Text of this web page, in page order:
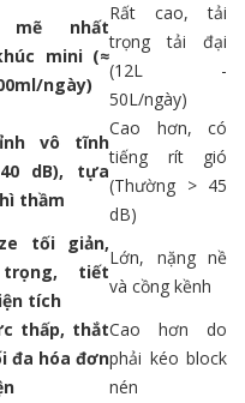
mẽ nhất
mini (≈
ngày)
Rất cao, tải
trọng tải đại
(12L -
50L/ngày)
vô tĩnh
dB), tựa
thầm
Cao hơn, có
tiếng rít gió
(Thường > 45
dB)
tối giản,
tiết
tích
Lớn, nặng nề
và cồng kềnh
thấp, thắt
đa hóa đơn
Cao hơn do
phải kéo block
nén